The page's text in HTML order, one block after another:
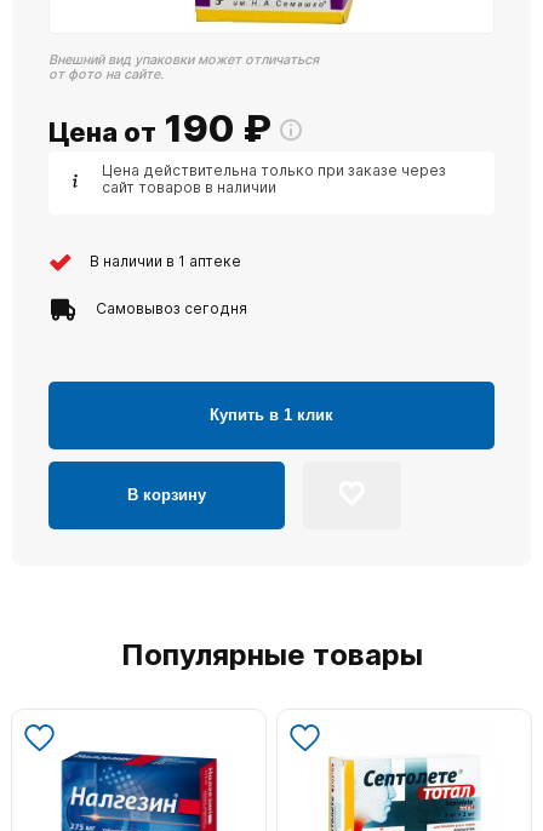
Внешний вид упаковки может отличаться
от фото на сайте.
Цена от 190 ₽
Цена действительна только при заказе через
сайт товаров в наличии
В наличии в 1 аптеке
Самовывоз сегодня
Купить в 1 клик
В корзину
Популярные товары